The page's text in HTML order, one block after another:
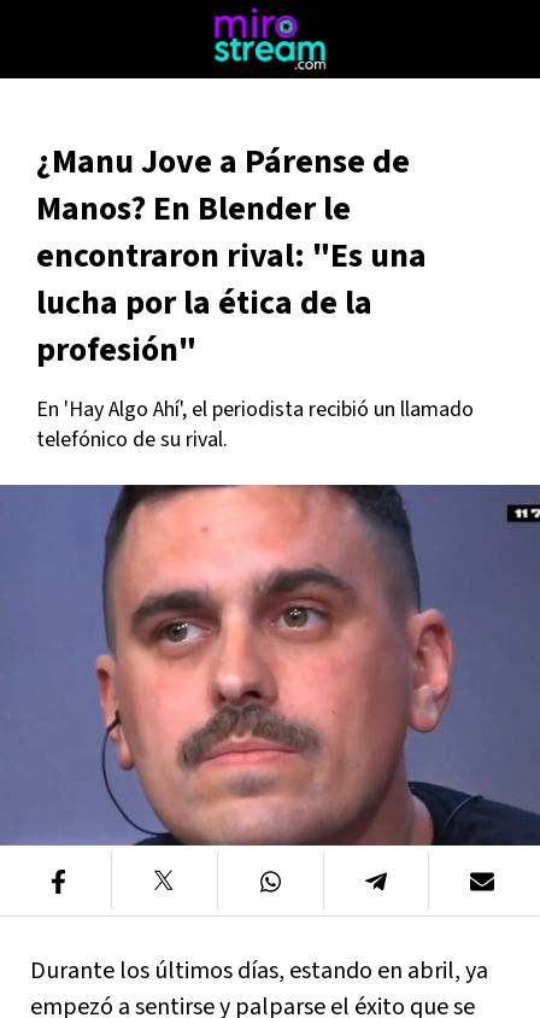
¿Manu Jove a Párense de
Manos? En Blender le
encontraron rival: "Es una
lucha por la ética de la
profesión"
En 'Hay Algo Ahí', el periodista recibió un llamado
telefónico de su rival.
Durante los últimos días, estando en abril, ya
empezó a sentirse y palparse el éxito que se